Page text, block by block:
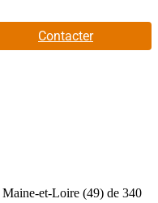
ou maison à étage, saura
construire. Tarif attractif,
: T191444. Prix terrain :
Contacter